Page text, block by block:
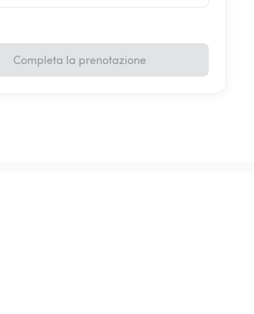
Completa la prenotazione